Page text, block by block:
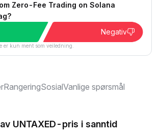
Zero-Fee Trading on Solana
Negativ
er kun ment som veiledning.
RangeringSosialVanlige spørsmål
UNTAXED-pris i sanntid